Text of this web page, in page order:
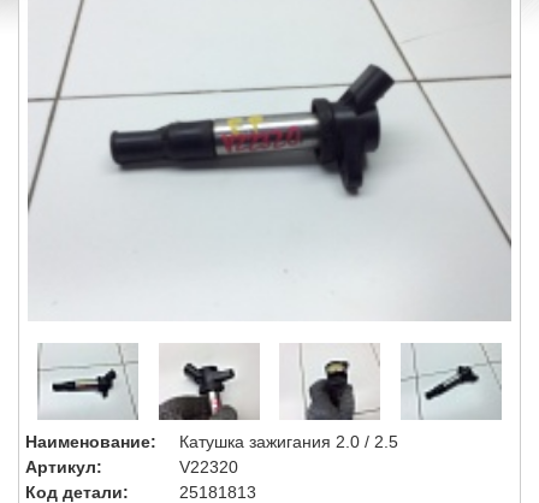
Наименование:
Катушка зажигания 2.0 / 2.5
Артикул:
V22320
Код детали:
25181813